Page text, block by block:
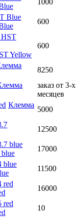
600
Yellow
600
8250
заказ от 3-х
месяцев
Клемма
5000
12500
17000
11500
16000
10